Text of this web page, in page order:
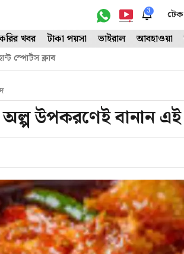
3
খবর টাকা পয়সা ভাইরাল আবহাওয়া
স্পোর্টস ক্লাব
অল্প উপকরণেই বানান